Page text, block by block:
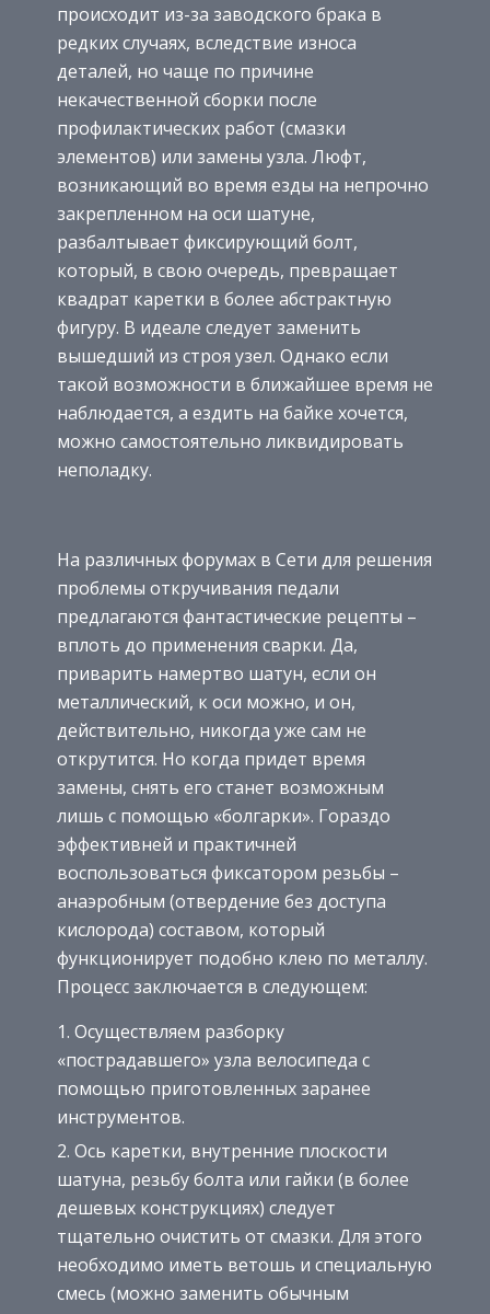
происходит из-за заводского брака в
редких случаях, вследствие износа
деталей, но чаще по причине
некачественной сборки после
профилактических работ (смазки
элементов) или замены узла. Люфт,
возникающий во время езды на непрочно
закрепленном на оси шатуне,
разбалтывает фиксирующий болт,
который, в свою очередь, превращает
квадрат каретки в более абстрактную
фигуру. В идеале следует заменить
вышедший из строя узел. Однако если
такой возможности в ближайшее время не
наблюдается, а ездить на байке хочется,
можно самостоятельно ликвидировать
неполадку.
На различных форумах в Сети для решения
проблемы откручивания педали
предлагаются фантастические рецепты –
вплоть до применения сварки. Да,
приварить намертво шатун, если он
металлический, к оси можно, и он,
действительно, никогда уже сам не
открутится. Но когда придет время
замены, снять его станет возможным
лишь с помощью «болгарки». Гораздо
эффективней и практичней
воспользоваться фиксатором резьбы –
анаэробным (отвердение без доступа
кислорода) составом, который
функционирует подобно клею по металлу.
Процесс заключается в следующем:
Осуществляем разборку
«пострадавшего» узла велосипеда с
помощью приготовленных заранее
инструментов.
Ось каретки, внутренние плоскости
шатуна, резьбу болта или гайки (в более
дешевых конструкциях) следует
тщательно очистить от смазки. Для этого
необходимо иметь ветошь и специальную
смесь (можно заменить обычным